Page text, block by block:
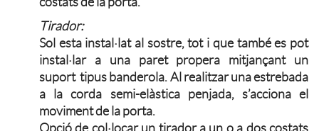
Tirador:
Sol esta instal·lat al sostre, tot i que també es pot
instal·lar a una paret propera mitjançant un
suport tipus banderola. Al realitzar una estrebada
a la corda semi-elàstica penjada, s’acciona el
moviment de la porta.